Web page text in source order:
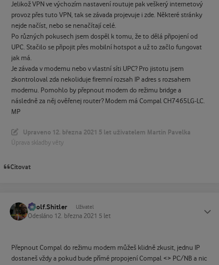
Jelikož VPN ve výchozím nastavení routuje pak veškerý internetový
provoz přes tuto VPN, tak se závada projevuje i zde. Některé stránky
nejde načíst, nebo se nenačítají celé.
Po různých pokusech jsem dospěl k tomu, že to dělá připojení od
UPC. Stačilo se připojit přes mobilní hotspot a už to začlo fungovat
jak má.
Je závada v modemu nebo v vlastní síti UPC? Pro jistotu jsem
zkontroloval zda nekoliduje firemní rozsah IP adres s rozsahem
modemu. Pomohlo by přepnout modem do režimu bridge a
následně za něj ověřenej router? Modem má Compal CH7465LG-LC.
MP
Upraveno 12. března 2021 5 let uživatelem Martin Pavelka
Úprava skladby věty
Citovat
Adolf.Shitler Uživatel
Odesláno 12. března 2021 5 let
Přepnout Compal do režimu modem můžeš klidně zkusit, jednu IP
dostaneš vždy a pokud bude přímé propojení Compal <> PC/NB a nic